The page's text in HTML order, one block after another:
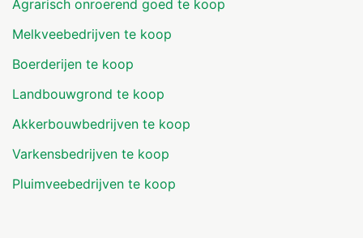
Agrarisch onroerend goed te koop
Melkveebedrijven te koop
Boerderijen te koop
Landbouwgrond te koop
Akkerbouwbedrijven te koop
Varkensbedrijven te koop
Pluimveebedrijven te koop